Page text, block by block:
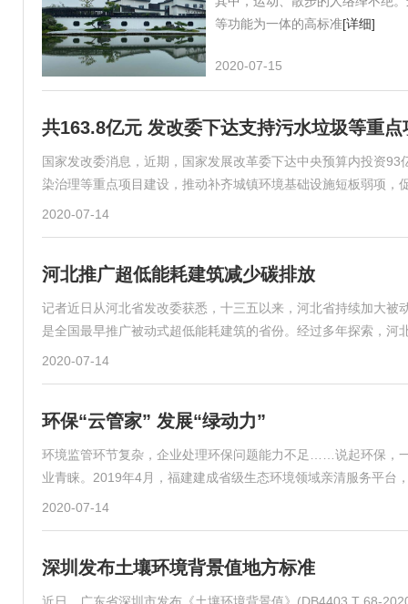
等功能为一体的高标准[详细]
2020-07-15
共163.8亿元 发改委下达支持污水垃圾等重点
国家发改委消息，近期，国家发展改革委下达中央预算内投资
染治理等重点项目建设，推动补齐城镇环境基础设施短板弱项，
2020-07-14
河北推广超低能耗建筑减少碳排放
记者近日从河北省发改委获悉，十三五以来，河北省持续加大
是全国最早推广被动式超低能耗建筑的省份。经过多年探索，河
2020-07-14
环保“云管家” 发展“绿动力”
环境监管环节复杂，企业处理环保问题能力不足……说起环保，
业青睐。2019年4月，福建建成省级生态环境领域亲清服务平台
2020-07-14
深圳发布土壤环境背景值地方标准